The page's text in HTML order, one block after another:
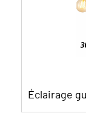
Éclairage